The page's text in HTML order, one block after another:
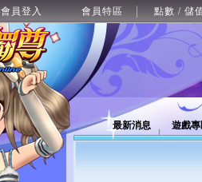
會員登入 會員特區 點數 / 儲
最新消息 遊戲